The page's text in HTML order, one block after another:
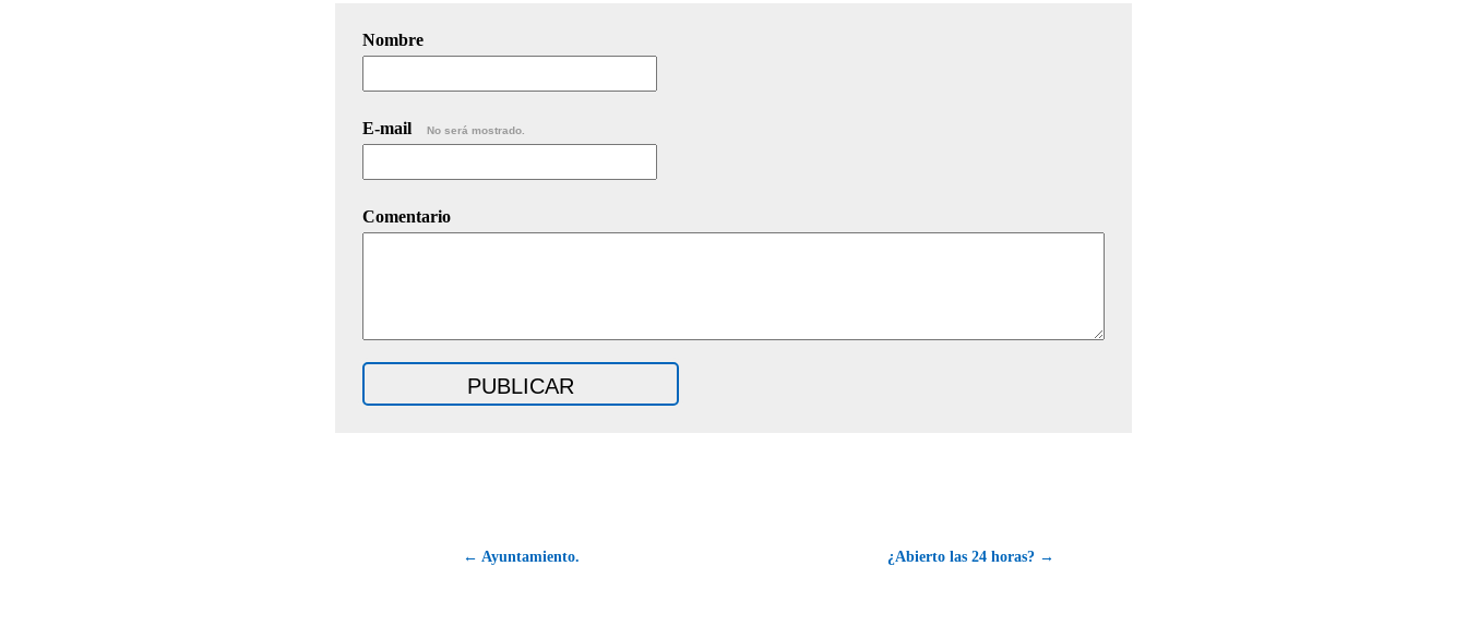
Nombre
E-mail No será mostrado.
Comentario
← Ayuntamiento. ¿Abierto las 24 horas? →